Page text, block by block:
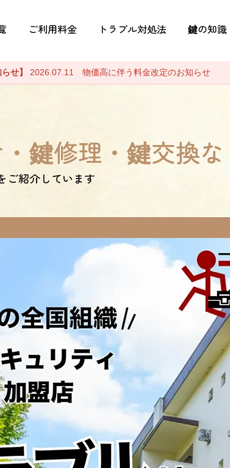
ご利用料金 トラブル対処法 鍵の知識
せ】 2026.07.11 物価高に伴う料金改定のお知らせ
鍵修理・鍵交換
ご紹介しています